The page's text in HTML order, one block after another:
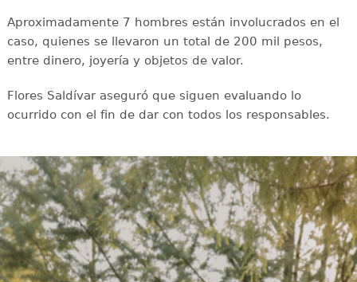
Aproximadamente 7 hombres están involucrados en el
caso, quienes se llevaron un total de 200 mil pesos,
entre dinero, joyería y objetos de valor.
Flores Saldívar aseguró que siguen evaluando lo
ocurrido con el fin de dar con todos los responsables.